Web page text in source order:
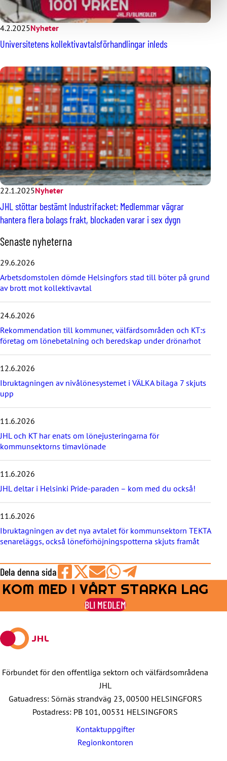
4.2.2025Nyheter
Universitetens kollektivavtalsförhandlingar inleds
22.1.2025Nyheter
JHL stöttar bestämt Industrifacket: Medlemmar vägrar
hantera flera bolags frakt, blockaden varar i sex dygn
H
o
p
p
a
ö
v
r
d
e
n
a
s
e
n
y
h
e
t
e
n
a
Senaste nyheterna
29.6.2026
Arbetsdomstolen dömde Helsingfors stad till böter på grund
av brott mot kollektivavtal
24.6.2026
Rekommendation till kommuner, välfärdsområden och KT:s
företag om lönebetalning och beredskap under drönarhot
12.6.2026
Ibruktagningen av nivålönesystemet i VÄLKA bilaga 7 skjuts
upp
11.6.2026
JHL och KT har enats om lönejusteringarna för
kommunsektorns timavlönade
11.6.2026
JHL deltar i Helsinki Pride-paraden – kom med du också!
11.6.2026
Ibruktagningen av det nya avtalet för kommunsektorn TEKTA
senareläggs, också löneförhöjningspotterna skjuts framåt
Dela denna sida
Share
on
Facebook
Share
on
Share
by
E-
Share
on
WhatsApp
Share
on
Telegram
KOM MED I VÅRT STARKA LAG
BLI MEDLEM
Förbundet för den offentliga sektorn och välfärdsområdena
JHL
Gatuadress: Sörnäs strandväg 23, 00500 HELSINGFORS
Postadress: PB 101, 00531 HELSINGFORS
Kontaktuppgifter
Regionkontoren